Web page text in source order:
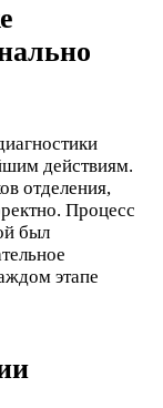
действиям.
отделения,
Процесс
был
этапе